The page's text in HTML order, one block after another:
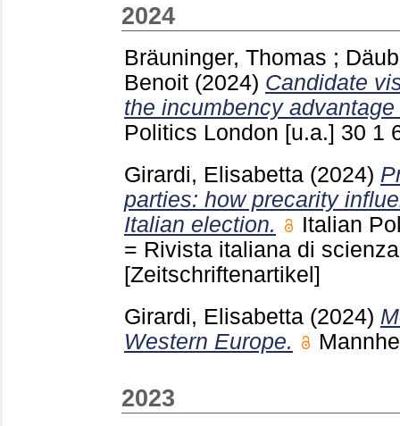
2024
Bräuninger, Thomas ;
Benoit (2024) Candidate
the incumbency
Politics London [u.a.] 30 1
Girardi, Elisabetta (2024)
parties: how precarity
Italian election.
Italian
= Rivista italiana di
[Zeitschriftenartikel]
Girardi, Elisabetta (2024)
Western Europe.
2023